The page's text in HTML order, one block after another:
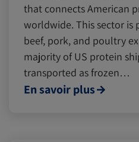
Careers Inland
Insurance
that connects American
worldwide. This sector is
beef, pork, and poultry
majority of US protein
transported as frozen…
En savoir plus